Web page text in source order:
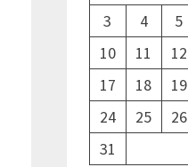
3
4 5
10
11 12
17
18 19
24
25 26
31